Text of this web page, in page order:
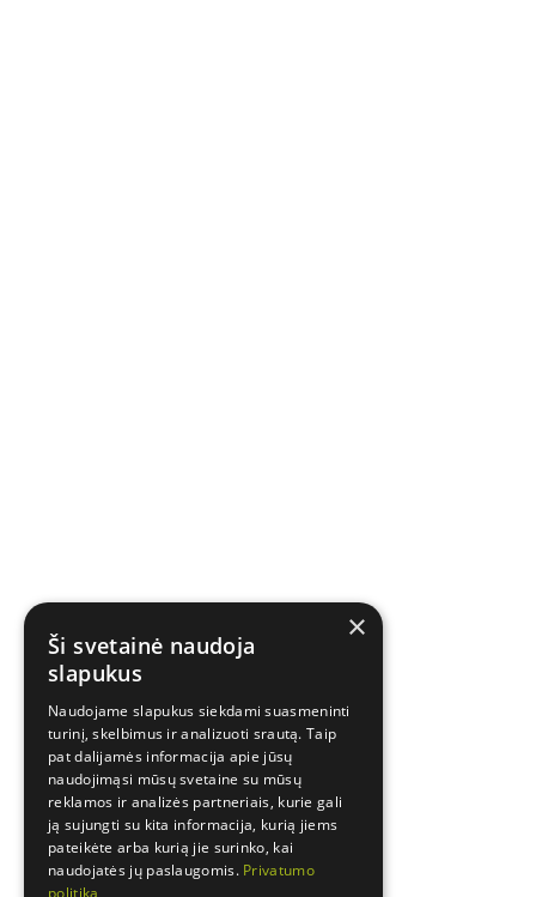
×
Ši svetainė naudoja
slapukus
Naudojame slapukus siekdami suasmeninti
turinį, skelbimus ir analizuoti srautą. Taip
pat dalijamės informacija apie jūsų
naudojimąsi mūsų svetaine su mūsų
reklamos ir analizės partneriais, kurie gali
ją sujungti su kita informacija, kurią jiems
pateikėte arba kurią jie surinko, kai
naudojatės jų paslaugomis. Privatumo
politika